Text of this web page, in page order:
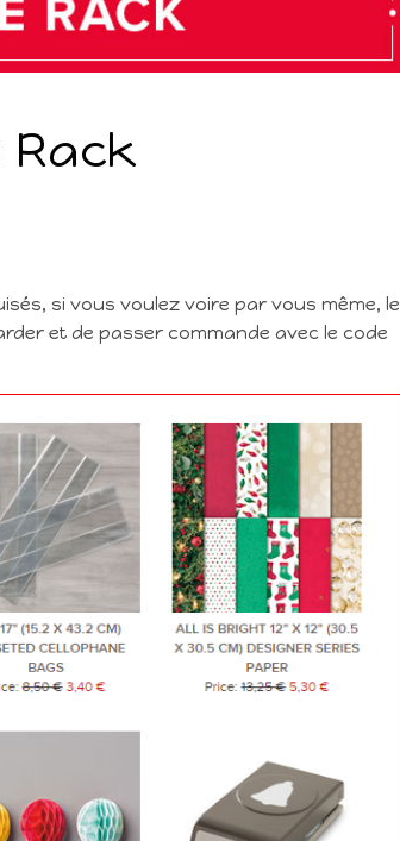
Rack
si vous voulez voire par vous même, le
et de passer commande avec le code